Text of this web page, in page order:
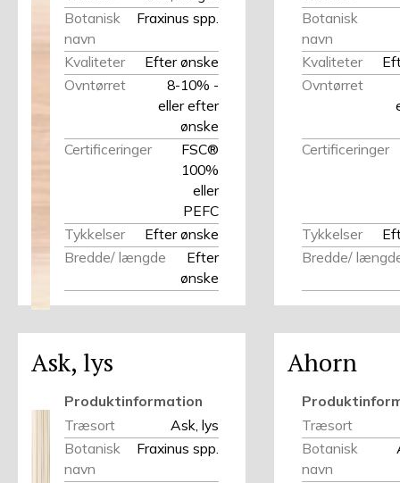
Botanisk
navn
Fraxinus spp.
Kvaliteter
Efter ønske
Ovntørret
8-10% -
eller efter
ønske
Certificeringer
FSC®
100%
eller
PEFC
Tykkelser
Efter ønske
Bredde/ længde
Efter
ønske
Botanisk
navn
Kvaliteter
Ovntørret
Certificeringer
Tykkelser
Bredde/
Ask, lys
Produktinformation
Træsort
Ask, lys
Botanisk
navn
Fraxinus spp.
Ahorn
Træsort
Botanisk
navn